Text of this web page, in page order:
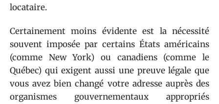
locataire.
Certainement moins évidente est la nécessité
souvent imposée par certains États américains
(comme New York) ou canadiens (comme le
Québec) qui exigent aussi une preuve légale que
vous avez bien changé votre adresse auprès des
organismes gouvernementaux appropriés